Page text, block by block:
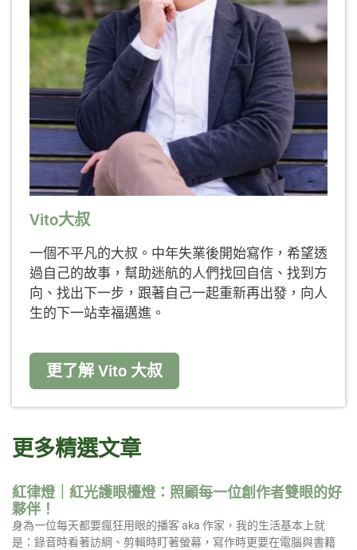
Vito大叔
一個不平凡的大叔。中年失業後開始寫作，希望透
過自己的故事，幫助迷航的人們找回自信、找到方
向、找出下一步，跟著自己一起重新再出發，向人
生的下一站幸福邁進。
更了解 Vito 大叔
更多精選文章
紅律燈｜紅光護眼檯燈：照顧每一位創作者雙眼的好
夥伴！
身為一位每天都要瘋狂用眼的播客 aka 作家，我的生活基本上就
是：錄音時看著訪綱、剪輯時盯著螢幕，寫作時更要在電腦與書籍